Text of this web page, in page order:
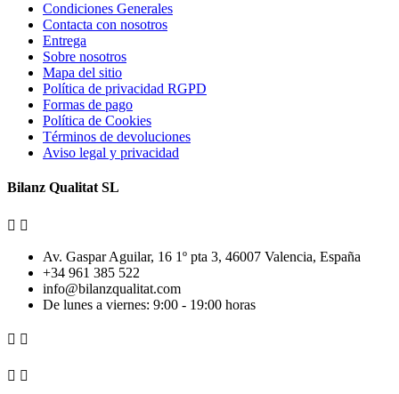
Condiciones Generales
Contacta con nosotros
Entrega
Sobre nosotros
Mapa del sitio
Política de privacidad RGPD
Formas de pago
Política de Cookies
Términos de devoluciones
Aviso legal y privacidad
Bilanz Qualitat SL
 
Av. Gaspar Aguilar, 16 1º pta 3, 46007 Valencia, España
+34 961 385 522
info@bilanzqualitat.com
De lunes a viernes: 9:00 - 19:00 horas
 
 